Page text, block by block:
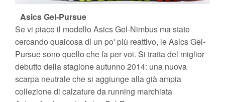
Asics Gel-Pursue
Se vi piace il modello Asics Gel-Nimbus ma state
cercando qualcosa di un po' più reattivo, le Asics Gel-
Pursue sono quello che fa per voi. Si tratta del miglior
debutto della stagione autunno 2014: una nuova
scarpa neutrale che si aggiunge alla già ampia
collezione di calzature da running marchiata